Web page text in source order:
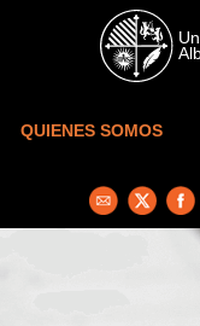
Skip to main content
QUIENES SOMOS